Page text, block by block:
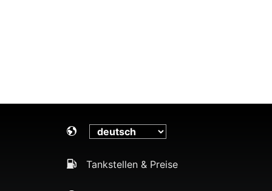
Tankstellen & Preise